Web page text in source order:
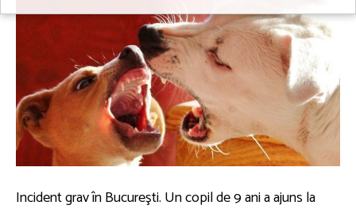
Incident grav în Bucureşti. Un copil de 9 ani a ajuns la